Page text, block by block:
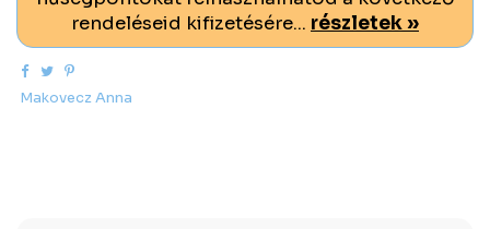
rendeléseid kifizetésére... részletek »
Makovecz Anna